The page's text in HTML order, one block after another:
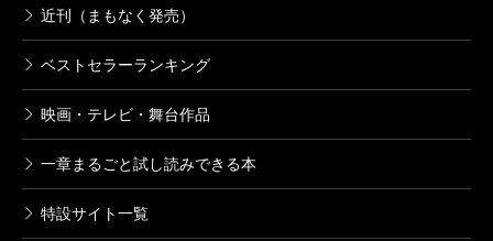
近刊（まもなく発売）
ベストセラーランキング
映画・テレビ・舞台作品
一章まるごと試し読みできる本
特設サイト一覧